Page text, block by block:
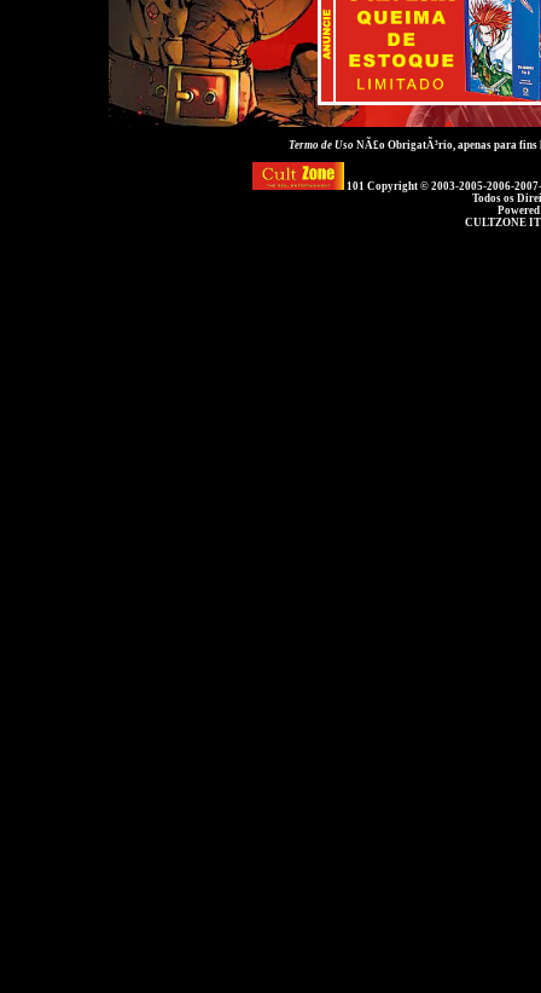
Termo de UsoNÃ£o ObrigatÃ³rio, apenas para
101 Copyright © 2003-2005-2006-
Todos os
CULTZONE